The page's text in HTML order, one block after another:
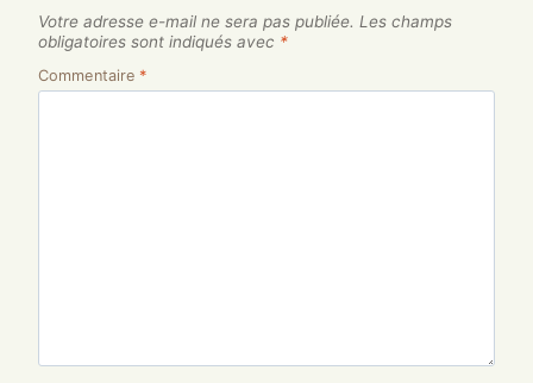
Votre adresse e-mail ne sera pas publiée. Les champs
obligatoires sont indiqués avec *
Commentaire *